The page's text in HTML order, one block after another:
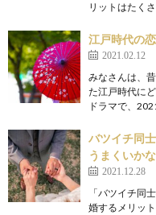
リットはたく
江戸時代の
2021.02.12
みなさんは、
た江戸時代に
ドラマで、
バツイチ同
うまくいか
2021.12.28
「バツイチ同
婚するメリッ